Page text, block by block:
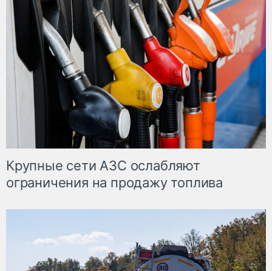
Крупные сети АЗС ослабляют
ограничения на продажу топлива